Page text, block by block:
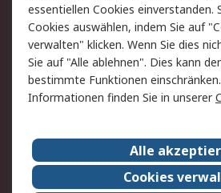
AGB
Cookie-Richtlinie
Copyright/Impressum
RS
Karriere bei RS
essentiellen Cookies einverstanden.
Cookies auswählen, indem Sie auf
verwalten" klicken. Wenn Sie dies
Sie auf "Alle ablehnen". Dies kann
bestimmte Funktionen
Informationen finden Sie in unserer
Alle
Cookies